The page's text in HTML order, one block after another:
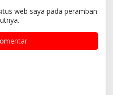
web saya pada peramban